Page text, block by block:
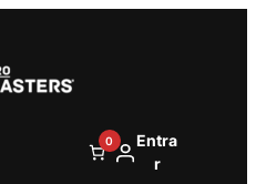
0
Entra
r